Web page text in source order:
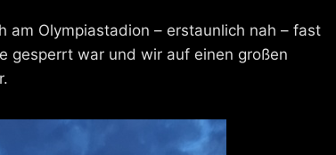
am Olympiastadion – erstaunlich nah – fast
gesperrt war und wir auf einen großen